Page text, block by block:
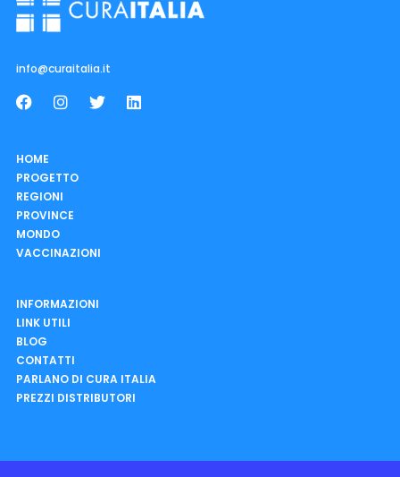
info@curaitalia.it
HOME
PROGETTO
REGIONI
PROVINCE
MONDO
VACCINAZIONI
INFORMAZIONI
LINK UTILI
BLOG
CONTATTI
PARLANO DI CURA ITALIA
PREZZI DISTRIBUTORI